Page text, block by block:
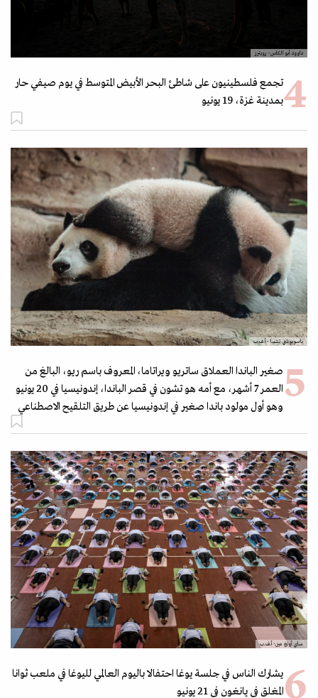
داوود أبو الكاس- رويترز
تجمع فلسطينيون على شاطئ البحر الأبيض المتوسط ​​في يوم صيفي حار
بمدينة غزة، 19 يونيو
ياسويوشي تشيبا - أ.ف.ب
صغير الباندا العملاق ساتريو ويراتاما، المعروف باسم ريو، البالغ من
العمر 7 أشهر، مع أمه هو تشون في قصر الباندا، إندونيسيا في 20 يونيو
وهو أول مولود باندا صغير في إندونيسيا عن طريق التلقيح الاصطناعي
ساي أونغ مين- أ.ف.ب
يشارك الناس في جلسة يوغا احتفالا باليوم العالمي لليوغا في ملعب ثوانا
المغلق في يانغون في 21 يونيو